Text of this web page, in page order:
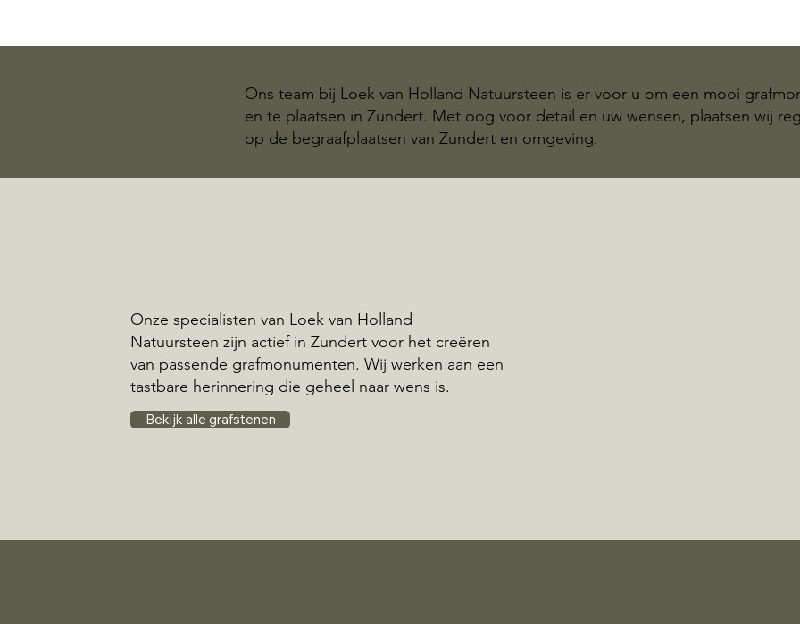
Ons team bij Loek van Holland Natuursteen is er voor u om een mooi
en te plaatsen in Zundert. Met oog voor detail en uw wensen, plaatsen wij
op de begraafplaatsen van Zundert en omgeving.
Onze specialisten van Loek van Holland
Natuursteen zijn actief in Zundert voor het creëren
van passende grafmonumenten. Wij werken aan een
tastbare herinnering die geheel naar wens is.
Bekijk alle grafstenen